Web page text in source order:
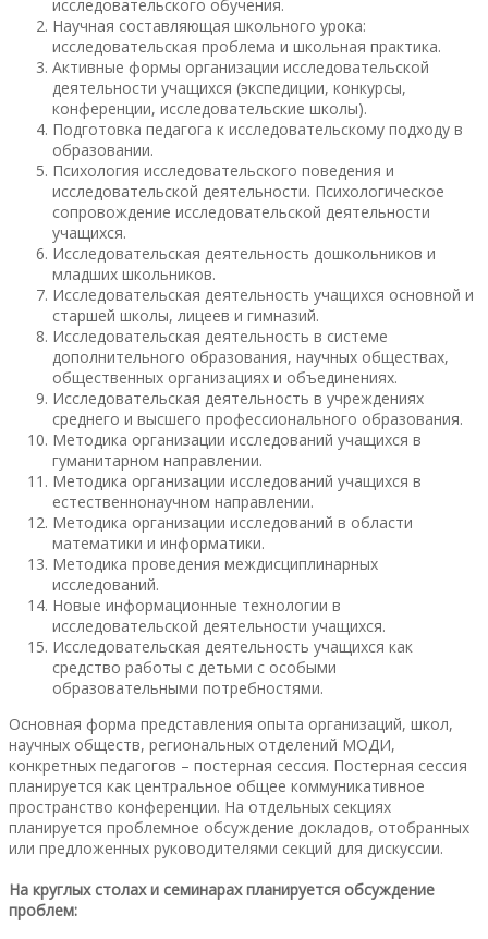
исследовательского обучения.
Научная составляющая школьного урока:
исследовательская проблема и школьная практика.
Активные формы организации исследовательской
деятельности учащихся (экспедиции, конкурсы,
конференции, исследовательские школы).
Подготовка педагога к исследовательскому подходу в
образовании.
Психология исследовательского поведения и
исследовательской деятельности. Психологическое
сопровождение исследовательской деятельности
учащихся.
Исследовательская деятельность дошкольников и
младших школьников.
Исследовательская деятельность учащихся основной и
старшей школы, лицеев и гимназий.
Исследовательская деятельность в системе
дополнительного образования, научных обществах,
общественных организациях и объединениях.
Исследовательская деятельность в учреждениях
среднего и высшего профессионального образования.
Методика организации исследований учащихся в
гуманитарном направлении.
Методика организации исследований учащихся в
естественнонаучном направлении.
Методика организации исследований в области
математики и информатики.
Методика проведения междисциплинарных
исследований.
Новые информационные технологии в
исследовательской деятельности учащихся.
Исследовательская деятельность учащихся как
средство работы с детьми с особыми
образовательными потребностями.
Основная форма представления опыта организаций, школ,
научных обществ, региональных отделений МОДИ,
конкретных педагогов – постерная сессия. Постерная сессия
планируется как центральное общее коммуникативное
пространство конференции. На отдельных секциях
планируется проблемное обсуждение докладов, отобранных
или предложенных руководителями секций для дискуссии.
На круглых столах и семинарах планируется обсуждение
проблем: